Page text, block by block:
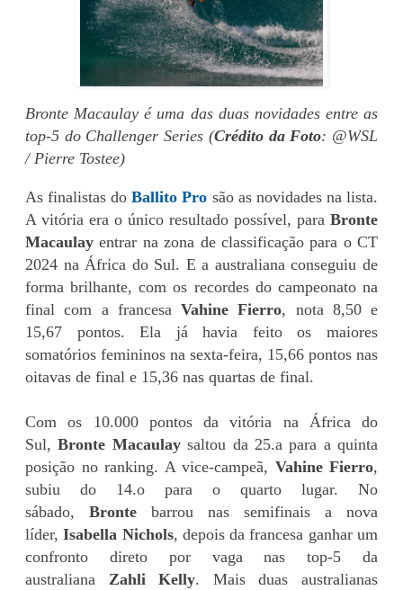
Bronte Macaulay é uma das duas novidades entre as
top-5 do Challenger Series (Crédito da Foto: @WSL
/ Pierre Tostee)
As finalistas doBallito Pro são as novidades na lista.
A vitória era o único resultado possível, para Bronte
Macaulay entrar na zona de classificação para o CT
2024 na África do Sul. E a australiana conseguiu de
forma brilhante, com os recordes do campeonato na
final com a francesa Vahine Fierro, nota 8,50 e
15,67 pontos. Ela já havia feito os maiores
somatórios femininos na sexta-feira, 15,66 pontos nas
oitavas de final e 15,36 nas quartas de final.
Com os 10.000 pontos da vitória na África do
Sul,Bronte Macaulaysaltou da 25.a para a quinta
posição no ranking. A vice-campeã, Vahine Fierro,
subiu do 14.o para o quarto lugar. No
sábado, Bronte barrou nas semifinais a nova
líder,Isabella Nichols, depois da francesa ganhar um
confronto direto por vaga nas top-5 da
australiana Zahli Kelly. Mais duas australianas